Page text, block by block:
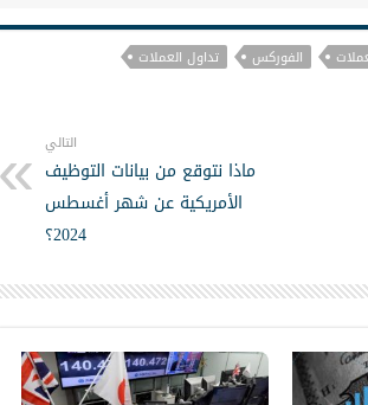
الفوركس
تداول العملات
التالي
ماذا نتوقع من بيانات التوظيف
الأمريكية عن شهر أغسطس
2024؟